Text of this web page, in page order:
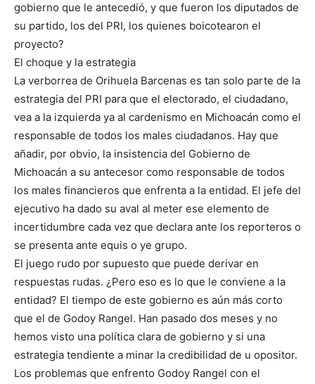
gobierno que le antecedió, y que fueron los diputados de
su partido, los del PRI, los quienes boicotearon el
proyecto?
El choque y la estrategia
La verborrea de Orihuela Barcenas es tan solo parte de la
estrategia del PRI para que el electorado, el ciudadano,
vea a la izquierda ya al cardenismo en Michoacán como el
responsable de todos los males ciudadanos. Hay que
añadir, por obvio, la insistencia del Gobierno de
Michoacán a su antecesor como responsable de todos
los males financieros que enfrenta a la entidad. El jefe del
ejecutivo ha dado su aval al meter ese elemento de
incertidumbre cada vez que declara ante los reporteros o
se presenta ante equis o ye grupo.
El juego rudo por supuesto que puede derivar en
respuestas rudas. ¿Pero eso es lo que le conviene a la
entidad? El tiempo de este gobierno es aún más corto
que el de Godoy Rangel. Han pasado dos meses y no
hemos visto una política clara de gobierno y si una
estrategia tendiente a minar la credibilidad de u opositor.
Los problemas que enfrento Godoy Rangel con el